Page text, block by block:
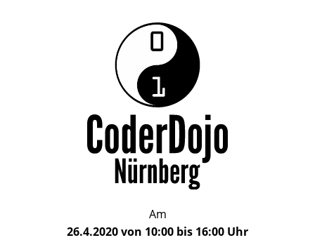
CoderDojo
Nürnberg
Das
CoderDojo
Nürnberg
ein
Club
für
Kinder
und
Jugendliche
Alter
Am
26.4.2020von 10:00 bis 16:00 Uhr